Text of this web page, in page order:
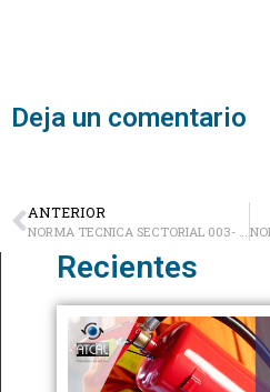
Deja un comentario
ANTERIOR
NORMA TECNICA SECTORIAL 003- AGENCIAS DE VIAJES
Recientes